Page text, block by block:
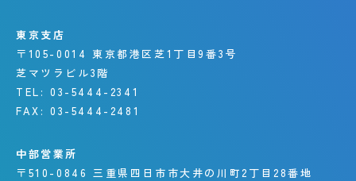
東京支店
〒105-0014 東京都港区芝1丁目9番3号
芝マツラビル3階
TEL: 03-5444-2341
FAX: 03-5444-2481
中部営業所
〒510-0846 三重県四日市市大井の川町 2丁目28番地